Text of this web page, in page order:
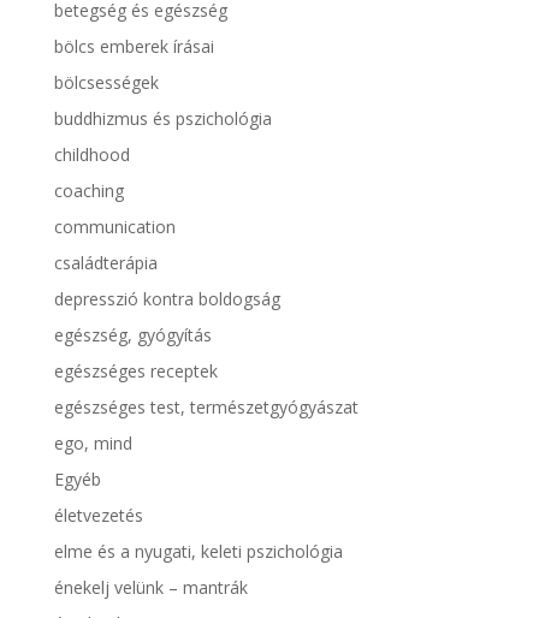
betegség és egészség
bölcs emberek írásai
bölcsességek
buddhizmus és pszichológia
childhood
coaching
communication
családterápia
depresszió kontra boldogság
egészség, gyógyítás
egészséges receptek
egészséges test, természetgyógyászat
ego, mind
Egyéb
életvezetés
elme és a nyugati, keleti pszichológia
énekelj velünk – mantrák